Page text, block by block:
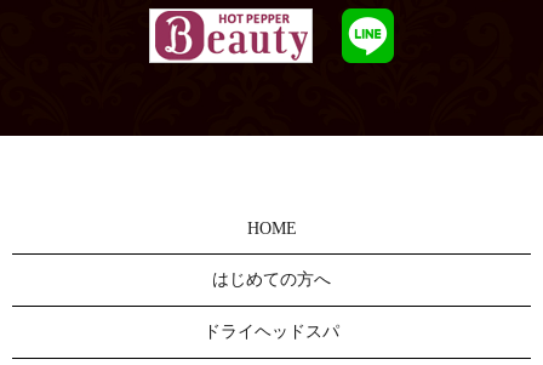
HOME
はじめての方へ
ドライヘッドスパ